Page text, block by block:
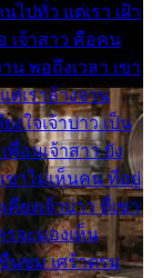
ไปทั่ว แต่เรา เฝ้า
เจ้าสาว คือคน
น พอถึงเวลา เขา
ต่เราล้างจาน
งใจเจ้าบ่าว เป็น
พื่อนเจ้าสาว ยัง
ขาไม่เห็นคน ที่อยู่
ยงเจ้าบ่าว ที่เขา
รจะมองเห็น
นขม เศร้าตรม